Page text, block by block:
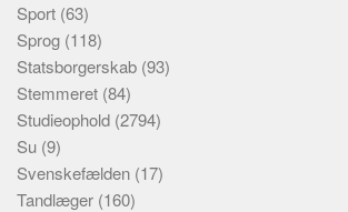
Sport (63)
Sprog (118)
Statsborgerskab (93)
Stemmeret (84)
Studieophold (2794)
Su (9)
Svenskefælden (17)
Tandlæger (160)